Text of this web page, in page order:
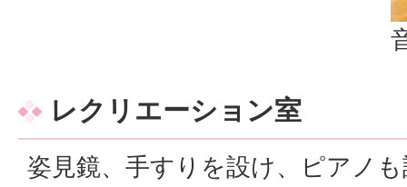
レクリエーション室
姿見鏡、手すりを設け、ピアノ